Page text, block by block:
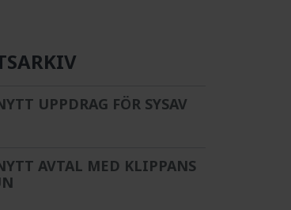
UPPDRAG FÖR SYSAV
AVTAL MED KLIPPANS